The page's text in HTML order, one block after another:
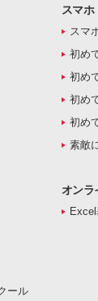
ール
スマホ
スマ
初め
初め
初め
初め
素敵
オンラ